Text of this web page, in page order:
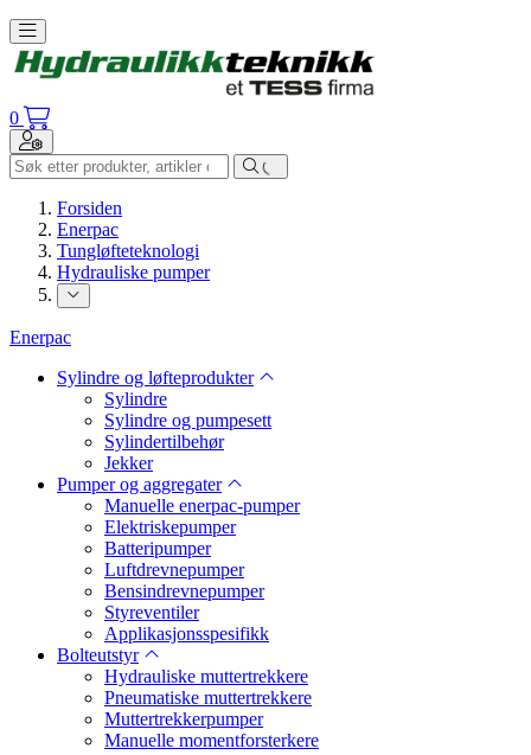
Toggle navigation
0
Toggle navigation
Forsiden
Enerpac
Tungløfteteknologi
Hydrauliske pumper
Enerpac
Sylindre og løfteprodukter
Sylindre
Sylindre og pumpesett
Sylindertilbehør
Jekker
Pumper og aggregater
Manuelle enerpac-pumper
Elektriskepumper
Batteripumper
Luftdrevnepumper
Bensindrevnepumper
Styreventiler
Applikasjonsspesifikk
Bolteutstyr
Hydrauliske muttertrekkere
Pneumatiske muttertrekkere
Muttertrekkerpumper
Manuelle momentforsterkere